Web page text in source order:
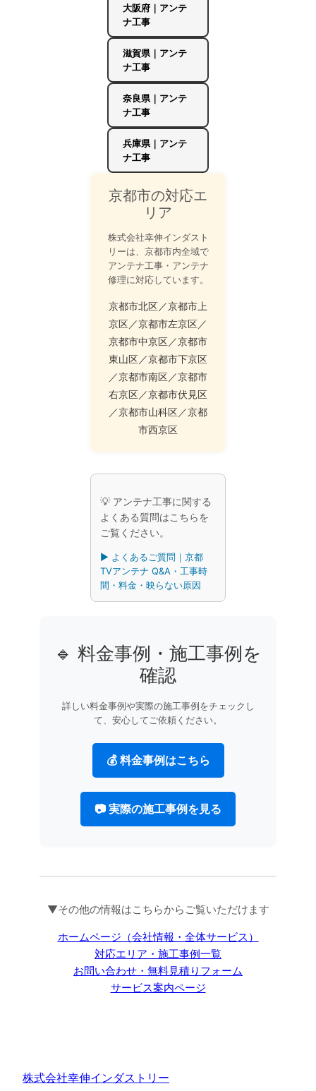
大阪府｜アンテ
ナ工事
滋賀県｜アンテ
ナ工事
奈良県｜アンテ
ナ工事
兵庫県｜アンテ
ナ工事
京都市の対応エ
リア
株式会社幸伸インダスト
リーは、京都市内全域で
アンテナ工事・アンテナ
修理に対応しています。
京都市北区／京都市上
京区／京都市左京区／
京都市中京区／京都市
東山区／京都市下京区
／京都市南区／京都市
右京区／京都市伏見区
／京都市山科区／京都
市西京区
💡 アンテナ工事に関する
よくある質問はこちらを
ご覧ください。
▶︎ よくあるご質問｜京都
TVアンテナ Q&A・工事時
間・料金・映らない原因
🔹 料金事例・施工事例を
確認
詳しい料金事例や実際の施工事例をチェックし
て、安心してご依頼ください。
💰 料金事例はこちら
📷 実際の施工事例を見る
▼その他の情報はこちらからご覧いただけます
ホームページ（会社情報・全体サービス）
対応エリア・施工事例一覧
お問い合わせ・無料見積りフォーム
サービス案内ページ
株式会社幸伸インダストリー